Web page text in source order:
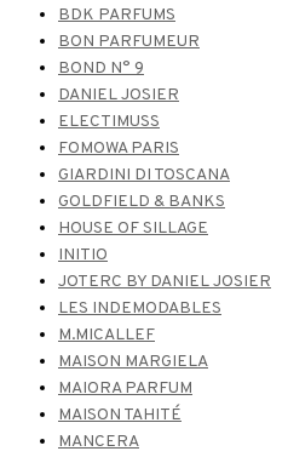
BDK PARFUMS
BON PARFUMEUR
BOND N° 9
DANIEL JOSIER
ELECTIMUSS
FOMOWA PARIS
GIARDINI DI TOSCANA
GOLDFIELD & BANKS
HOUSE OF SILLAGE
INITIO
JOTERC BY DANIEL JOSIER
LES INDEMODABLES
M.MICALLEF
MAISON MARGIELA
MAIORA PARFUM
MAISON TAHITÉ
MANCERA